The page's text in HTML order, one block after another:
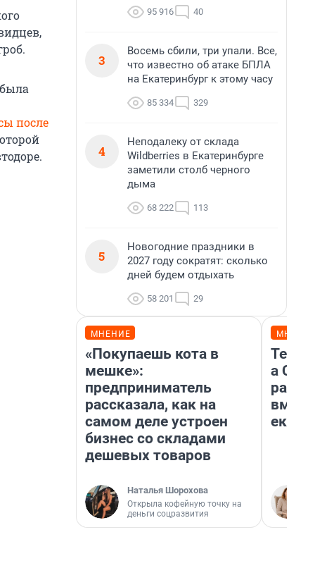
после
95 916 40
3
Восемь сбили, три упали. Все,
что известно об атаке БПЛА
на Екатеринбург к этому часу
85 334 329
4
Неподалеку от склада
Wildberries в Екатеринбурге
заметили столб черного
дыма
68 222 113
5
Новогодние праздники в
2027 году сократят: сколько
дней будем отдыхать
58 201 29
МНЕНИЕ
«Покупаешь кота в
мешке»:
предприниматель
рассказала, как на
самом деле устроен
бизнес со складами
дешевых товаров
Наталья Шорохова
Открыла кофейную точку на
деньги соцразвития
а